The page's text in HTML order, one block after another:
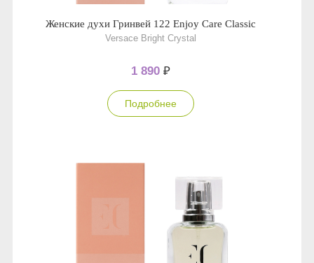
Женские духи Гринвей 122 Enjoy Care Classic
Versace Bright Crystal
1 890 ₽
Подробнее